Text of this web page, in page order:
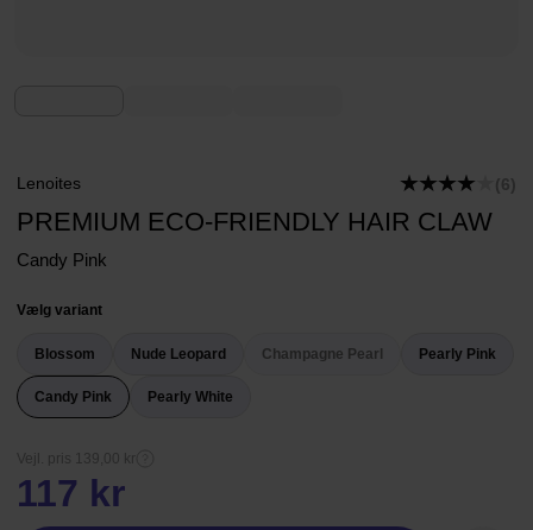
Lenoites (6)
PREMIUM ECO-FRIENDLY HAIR CLAW
Candy Pink
Vælg variant
Blossom Nude Leopard Champagne Pearl Pearly Pink
Candy Pink Pearly White
Vejl. pris 139,00 kr
117 kr